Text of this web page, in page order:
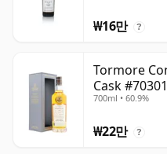
₩16만 ?
Tormore
Cask
700ml • 60.9%
₩22만 ?